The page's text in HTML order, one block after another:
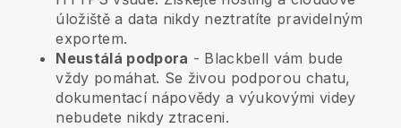
úložiště a data nikdy neztratíte pravidelným
exportem.
Neustálá podpora - Blackbell vám bude
vždy pomáhat. Se živou podporou chatu,
dokumentací nápovědy a výukovými videy
nebudete nikdy ztraceni.